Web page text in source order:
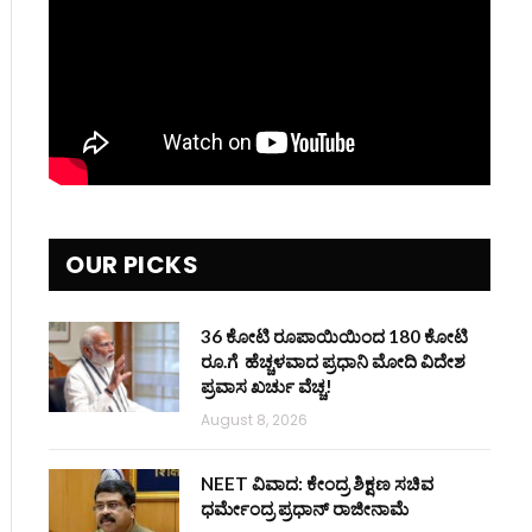
OUR PICKS
36 ಕೋಟಿ ರೂಪಾಯಿಯಿಂದ 180 ಕೋಟಿ
ರೂ.ಗೆ ಹೆಚ್ಚಳವಾದ ಪ್ರಧಾನಿ ಮೋದಿ ವಿದೇಶ
ಪ್ರವಾಸ ಖರ್ಚು ವೆಚ್ಚ!
August 8, 2026
NEET ವಿವಾದ: ಕೇಂದ್ರ ಶಿಕ್ಷಣ ಸಚಿವ
ಧರ್ಮೇಂದ್ರ ಪ್ರಧಾನ್ ರಾಜೀನಾಮೆ